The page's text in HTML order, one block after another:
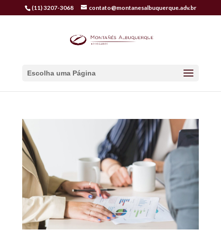
(11) 3207-3068 contato@montanesalbuquerque.adv.br
Escolha uma Página